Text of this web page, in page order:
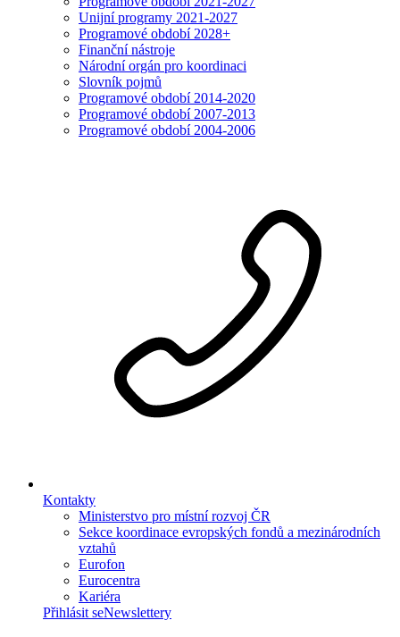
Unijní programy 2021-2027
Programové období 2028+
Finanční nástroje
Národní orgán pro koordinaci
Slovník pojmů
Programové období 2014-2020
Programové období 2007-2013
Programové období 2004-2006
Kontakty
Ministerstvo pro místní rozvoj ČR
Sekce koordinace evropských fondů a mezinárodních
vztahů
Eurofon
Eurocentra
Kariéra
Přihlásit seNewslettery